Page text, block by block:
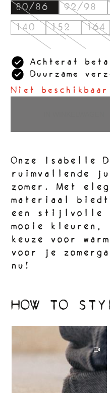
80/86
92/98
140
152 164
Achteraf
Duurzame
Niet beschikbaar
Onze Isabelle
ruimvallende
zomer. Met
materiaal
een stijlvolle
mooie
keuze voor
voor je
nu!
HOW TO